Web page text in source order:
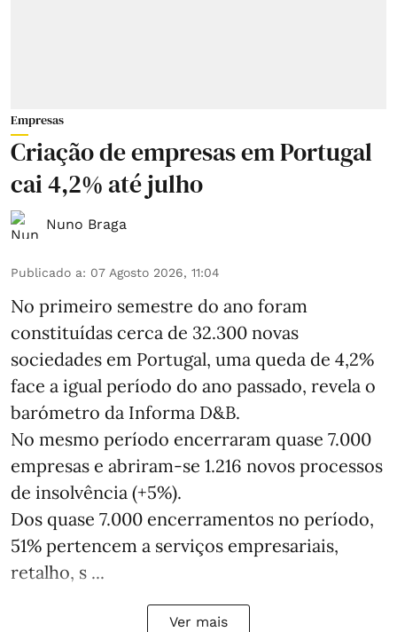
Empresas
Criação de empresas em Portugal
cai 4,2% até julho
Nuno Braga
Publicado a: 07 Agosto 2026, 11:04
No primeiro semestre do ano foram
constituídas cerca de 32.300 novas
sociedades em Portugal, uma queda de 4,2%
face a igual período do ano passado, revela o
barómetro da Informa D&B.
No mesmo período encerraram quase 7.000
empresas e abriram‑se 1.216 novos processos
de insolvência (+5%).
Dos quase 7.000 encerramentos no período,
51% pertencem a serviços empresariais,
retalho, s ...
Ver mais